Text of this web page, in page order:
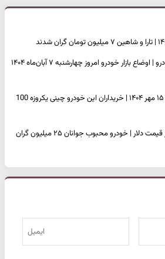
افزایش وحشتناک قیمت خودرو | اوضاع بازار خودرو امروز چهارشنبه ۷ آبان‌ماه ۱۴۰۴
قیمت خودرو امروز سه‌شنبه ۱۵ مهر ۱۴۰۴ | خریداران این خودرو چینی یکروزه 100
تغییرات قیمت خودرو با تاثیر قیمت دلار | خودرو محبوب جوانان ۲۵ میلیون گران